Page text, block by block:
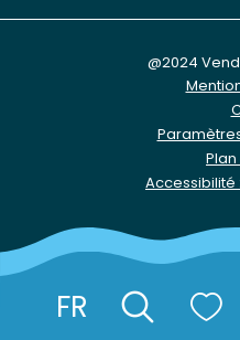
FR
@2024
Plan
Accessibilité